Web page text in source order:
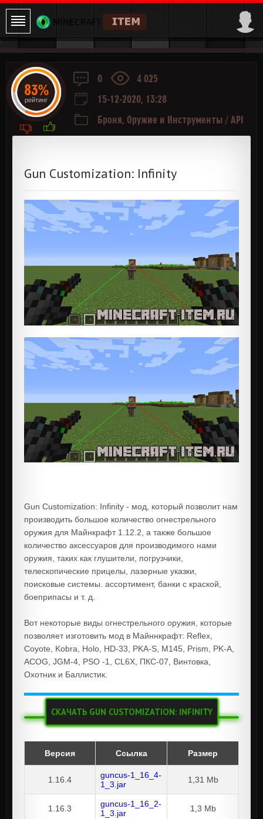
0
4 025
15-12-2020, 13:28
Броня, Оружие и Инструменты / API
Gun Customization: Infinity
Gun Customization: Infinity - мод, который позволит нам
производить большое количество огнестрельного
оружия для Майнкрафт 1.12.2, а также большое
количество аксессуаров для производимого нами
оружия, таких как глушители, погрузчики,
телескопические прицелы, лазерные указки,
поисковые системы. ассортимент, банки с краской,
боеприпасы и т. д.
Вот некоторые виды огнестрельного оружия, которые
позволяет изготовить мод в Майннкрафт: Reflex,
Coyote, Kobra, Holo, HD-33, PKA-S, M145, Prism, PK-A,
ACOG, JGM-4, PSO -1, CL6X, ПКС-07, Винтовка,
Охотник и Баллистик.
СКАЧАТЬ GUN CUSTOMIZATION: INFINITY
Версия Ссылка Размер
1.16.4
guncus-1_16_4-
1_3.jar
1,31 Mb
1.16.3
guncus-1_16_2-
1_3.jar
1,3 Mb
83%
рейтинг